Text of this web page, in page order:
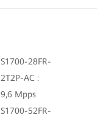
S1700-28FR-
2T2P-AC :
9,6 Mpps
S1700-52FR-